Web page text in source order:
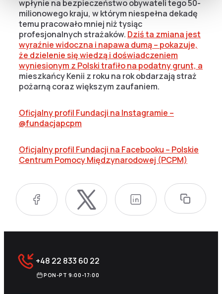
wpłynie na bezpieczeństwo obywateli tego 50-
milionowego kraju, w którym niespełna dekadę
temu pracowało mniej niż tysiąc
profesjonalnych strażaków. Dziś ta zmiana jest
wyraźnie widoczna i napawa dumą – pokazuje,
że dzielenie się wiedzą i doświadczeniem
wyniesionym z Polski trafiło na podatny grunt, a
mieszkańcy Kenii z roku na rok obdarzają straż
pożarną coraz większym zaufaniem.
Oficjalny profil Fundacji na Instagramie –
@fundacjapcpm
Oficjalny profil Fundacji na Facebooku – Polskie
Centrum Pomocy Międzynarodowej (PCPM)
+48 22 833 60 22
PON-PT 9:00-17:00